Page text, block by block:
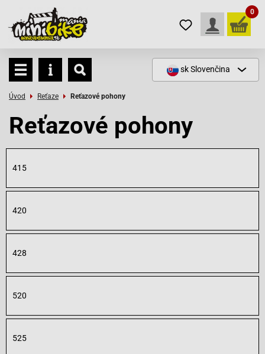
0
skSlovenčina
Úvod Reťaze Reťazové pohony
Reťazové pohony
415
420
428
520
525